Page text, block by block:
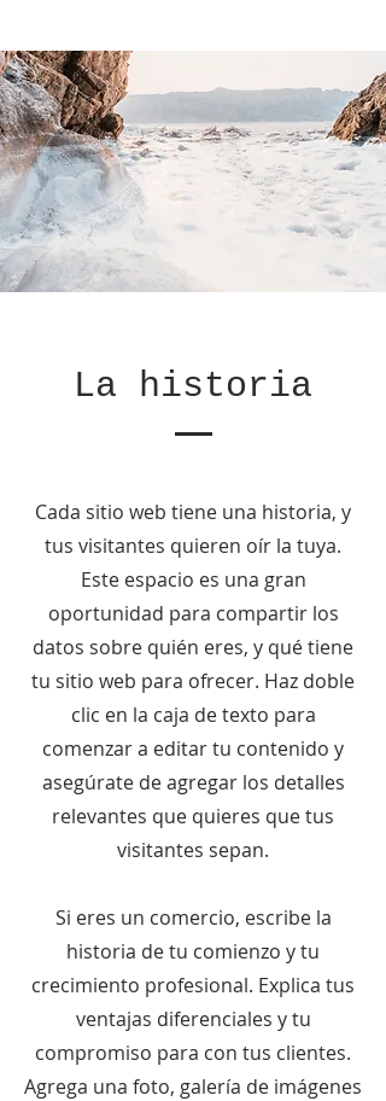
La historia
Cada sitio web tiene una historia, y
tus visitantes quieren oír la tuya.
Este espacio es una gran
oportunidad para compartir los
datos sobre quién eres, y qué tiene
tu sitio web para ofrecer. Haz doble
clic en la caja de texto para
comenzar a editar tu contenido y
asegúrate de agregar los detalles
relevantes que quieres que tus
visitantes sepan.
Si eres un comercio, escribe la
historia de tu comienzo y tu
crecimiento profesional. Explica tus
ventajas diferenciales y tu
compromiso para con tus clientes.
Agrega una foto, galería de imágenes